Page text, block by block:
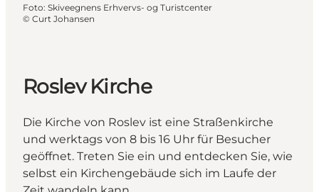
Foto: Skiveegnens Erhvervs- og Turistcenter
© Curt Johansen
Roslev Kirche
Die Kirche von Roslev ist eine Straßenkirche
und werktags von 8 bis 16 Uhr für Besucher
geöffnet. Treten Sie ein und entdecken Sie, wie
selbst ein Kirchengebäude sich im Laufe der